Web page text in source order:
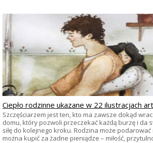
Ciepło rodzinne ukazane w 22 ilustracjach
Szczęściarzem jest ten, kto ma zawsze dokąd
domu, który pozwoli przeczekać każdą burzę i da
siłę do kolejnego kroku. Rodzina może
można kupić za żadne pieniądze – miłość,